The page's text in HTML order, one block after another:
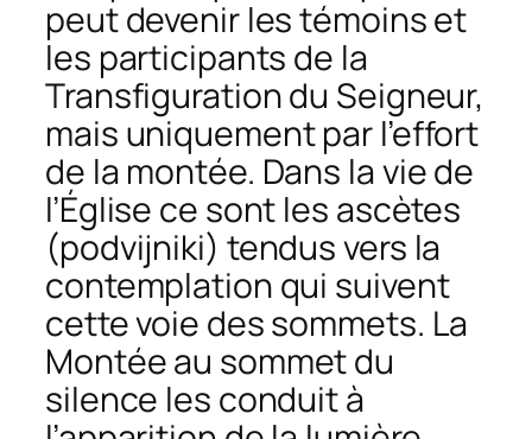
peut devenir les témoins et
les participants de la
Transfiguration du Seigneur,
mais uniquement par l’effort
de la montée. Dans la vie de
l’Église ce sont les ascètes
(podvijniki) tendus vers la
contemplation qui suivent
cette voie des sommets. La
Montée au sommet du
silence les conduit à